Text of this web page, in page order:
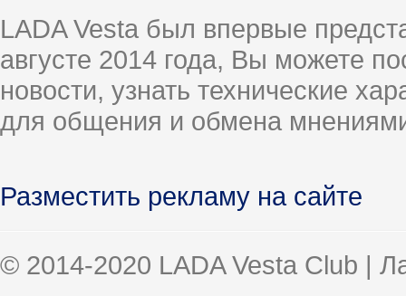
LADA Vesta был впервые
августе 2014 года, Вы можете
новости, узнать технические
для общения и обмена
Разместить рекламу на сайте
© 2014-2020 LADA Vesta Club |